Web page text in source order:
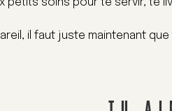
petits soins pour te servir, te
il faut juste maintenant